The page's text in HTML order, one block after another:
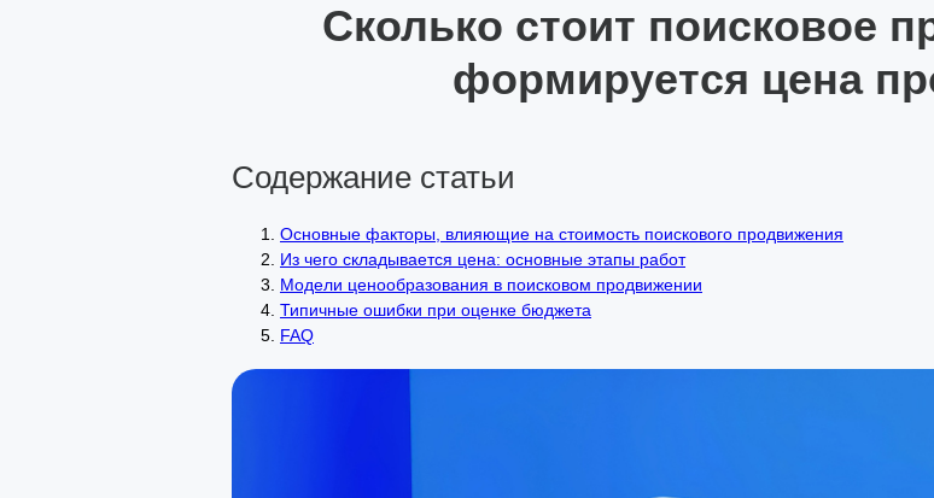
Сколько стоит поисковое
формируется цена
Содержание статьи
Основные факторы, влияющие на стоимость поискового продвижения
Из чего складывается цена: основные этапы работ
Модели ценообразования в поисковом продвижении
Типичные ошибки при оценке бюджета
FAQ